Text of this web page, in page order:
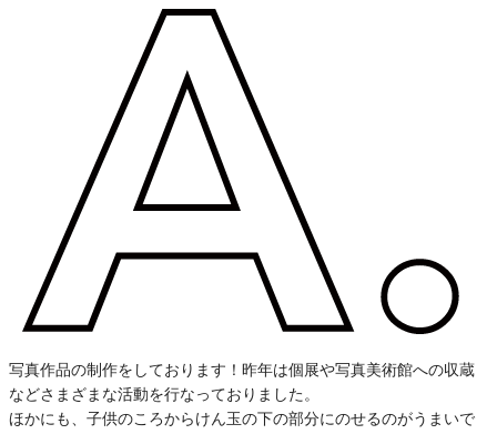
写真作品の制作をしております！昨年は個展や写真美術館への収蔵
などさまざまな活動を行なっておりました。
ほかにも、子供のころからけん玉の下の部分にのせるのがうまいで